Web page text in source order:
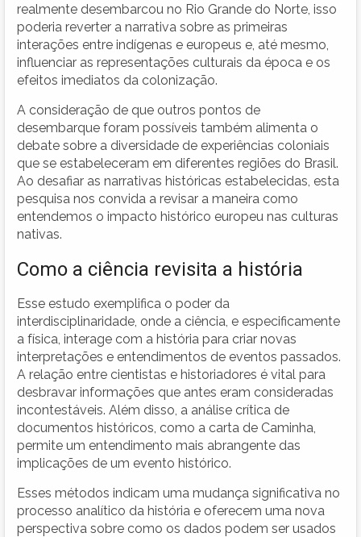
realmente desembarcou no Rio Grande do Norte, isso
poderia reverter a narrativa sobre as primeiras
interações entre indígenas e europeus e, até mesmo,
influenciar as representações culturais da época e os
efeitos imediatos da colonização.
A consideração de que outros pontos de
desembarque foram possíveis também alimenta o
debate sobre a diversidade de experiências coloniais
que se estabeleceram em diferentes regiões do Brasil.
Ao desafiar as narrativas históricas estabelecidas, esta
pesquisa nos convida a revisar a maneira como
entendemos o impacto histórico europeu nas culturas
nativas.
Como a ciência revisita a história
Esse estudo exemplifica o poder da
interdisciplinaridade, onde a ciência, e especificamente
a física, interage com a história para criar novas
interpretações e entendimentos de eventos passados.
A relação entre cientistas e historiadores é vital para
desbravar informações que antes eram consideradas
incontestáveis. Além disso, a análise crítica de
documentos históricos, como a carta de Caminha,
permite um entendimento mais abrangente das
implicações de um evento histórico.
Esses métodos indicam uma mudança significativa no
processo analítico da história e oferecem uma nova
perspectiva sobre como os dados podem ser usados